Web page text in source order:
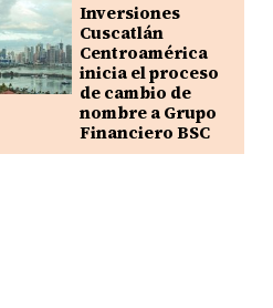
Inversiones
Cuscatlán
Centroamérica
inicia el proceso
de cambio de
nombre a Grupo
Financiero BSC